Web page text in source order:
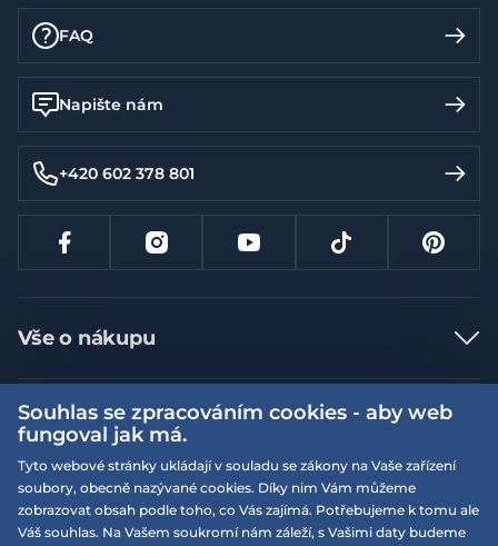
FAQ
Napište nám
+420 602 378 801
Vše o nákupu
Jak nakupovat
Nejčastější dotazy
Doprava a platba
Vrácení a výměna zboží
Reklamace
Více informací
Obchodní podmínky
Podmínky EQS věrnostního klubu
On-line katalogy
Naše prodejny
Souhlas se zpracováním cookies - aby web
fungoval jak má.
Tyto webové stránky ukládají v souladu se zákony na Vaše zařízení
soubory, obecně nazývané cookies. Díky nim Vám můžeme
zobrazovat obsah podle toho, co Vás zajímá. Potřebujeme k tomu ale
Váš souhlas. Na Vašem soukromí nám záleží, s Vašimi daty budeme